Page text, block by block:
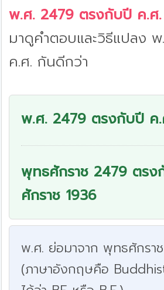
พ.ศ. 2479 ตรงกับปี ค.ศ.
มาดูคำตอบและวิธีแปลง
ค.ศ. กันดีกว่า
พ.ศ. 2479 ตรงกับปี ค.
พุทธศักราช 2479 ตร
ศักราช 1936
พ.ศ. ย่อมาจาก พุทธศักราช
(ภาษาอังกฤษคือ